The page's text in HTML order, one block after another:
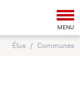
MENU
Élus Communes